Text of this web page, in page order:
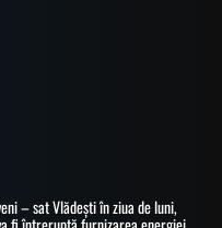
– sat Vlădești în ziua de luni,